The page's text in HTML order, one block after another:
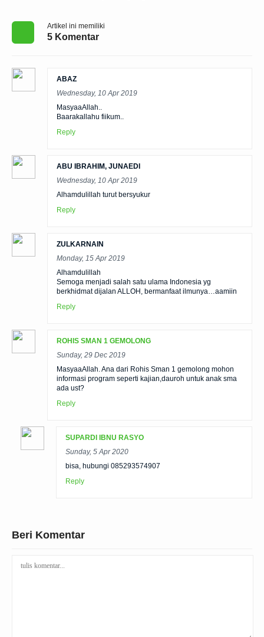
Artikel ini memiliki
5 Komentar
ABAZ
Wednesday, 10 Apr 2019
MasyaaAllah..
Baarakallahu fiikum..
Reply
ABU IBRAHIM, JUNAEDI
Wednesday, 10 Apr 2019
Alhamdulillah turut bersyukur
Reply
ZULKARNAIN
Monday, 15 Apr 2019
Alhamdulillah
Semoga menjadi salah satu ulama Indonesia yg
berkhidmat dijalan ALLOH, bermanfaat ilmunya…aamiin
Reply
ROHIS SMAN 1 GEMOLONG
Sunday, 29 Dec 2019
MasyaaAllah. Ana dari Rohis Sman 1 gemolong mohon
informasi program seperti kajian,dauroh untuk anak sma
ada ust?
Reply
SUPARDI IBNU RASYO
Sunday, 5 Apr 2020
bisa, hubungi 085293574907
Reply
Beri Komentar